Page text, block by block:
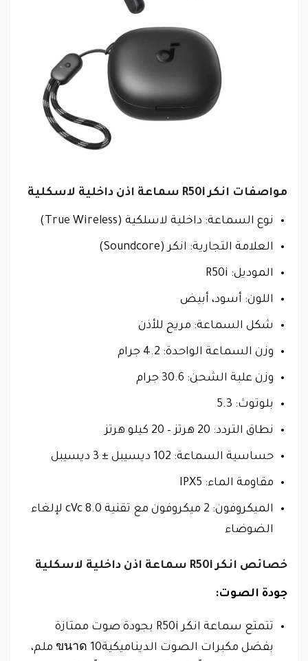
مواصفات انكر R50‎i سماعة اذن داخلية لاسكلية
نوع السماعة: داخلية لاسلكية (True Wireless)
العلامة التجارية: انكر (Soundcore)
الموديل: R50i
اللون: أسود، أبيض
شكل السماعة: مريح للأذن
وزن السماعة الواحدة: 4.2 جرام
وزن علبة الشحن: 30.6 جرام
بلوتوث: 5.3
نطاق التردد: 20 هرتز – 20 كيلو هرتز
حساسية السماعة: 102 ديسيبل ± 3 ديسيبل
مقاومة الماء: IPX5
الميكروفون: 2 ميكروفون مع تقنية cVc 8.0 لإلغاء
الضوضاء
خصائص انكر R50‎i سماعة اذن داخلية لاسكلية
جودة الصوت:
تتمتع سماعة انكر R50i بجودة صوت ممتازة
بفضل مكبرات الصوت الديناميكيةขนาด 10 ملم،